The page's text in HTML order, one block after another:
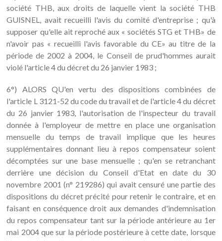
société THB, aux droits de laquelle vient la société THB
GUISNEL, avait recueilli l'avis du comité d'entreprise ; qu'à
supposer qu'elle ait reproché aux « sociétés STG et THB» de
n'avoir pas « recueilli l'avis favorable du CE» au titre de la
période de 2002 à 2004, le Conseil de prud'hommes aurait
violé l'article 4 du décret du 26 janvier 1983 ;
6°) ALORS QU'en vertu des dispositions combinées de
l'article L 3121-52 du code du travail et de l'article 4 du décret
du 26 janvier 1983, l'autorisation de l'inspecteur du travail
donnée à l'employeur de mettre en place une organisation
mensuelle du temps de travail implique que les heures
supplémentaires donnant lieu à repos compensateur soient
décomptées sur une base mensuelle ; qu'en se retranchant
derrière une décision du Conseil d'Etat en date du 30
novembre 2001 (n° 219286) qui avait censuré une partie des
dispositions du décret précité pour retenir le contraire, et en
faisant en conséquence droit aux demandes d'indemnisation
du repos compensateur tant sur la période antérieure au 1er
mai 2004 que sur la période postérieure à cette date, lorsque